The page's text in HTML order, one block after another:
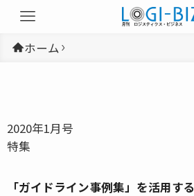
ホーム
2020年1月号
特集
「ガイドライン事例集」を活用する